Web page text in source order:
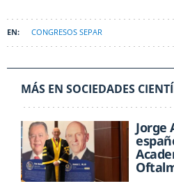
CONGRESOS SEPAR
MÁS EN SOCIEDADES
Jorge